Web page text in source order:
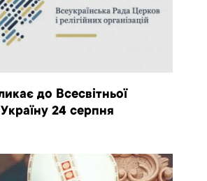
до Всесвітньої
24 серпня